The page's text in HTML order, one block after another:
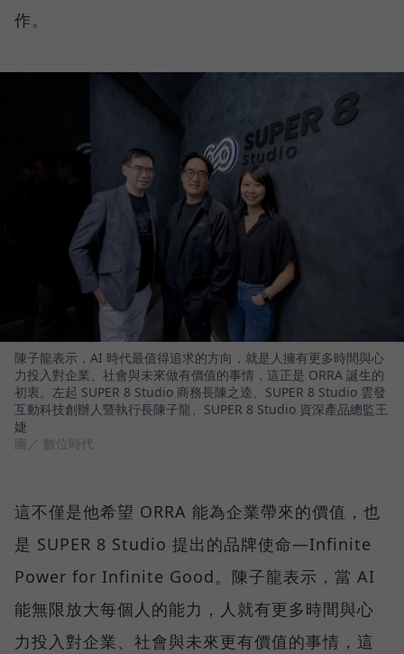
作。
陳子龍表示，AI 時代最值得追求的方向，就是人擁有更多時間與心
力投入對企業、社會與未來做有價值的事情，這正是 ORRA 誕生的
初衷。左起 SUPER 8 Studio 商務長陳之逵、SUPER 8 Studio 雲發
互動科技創辦人暨執行長陳子龍、SUPER 8 Studio 資深產品總監王
婕
圖／ 數位時代
這不僅是他希望 ORRA 能為企業帶來的價值，也
是 SUPER 8 Studio 提出的品牌使命—Infinite
Power for Infinite Good。陳子龍表示，當 AI
能無限放大每個人的能力，人就有更多時間與心
力投入對企業、社會與未來更有價值的事情，這